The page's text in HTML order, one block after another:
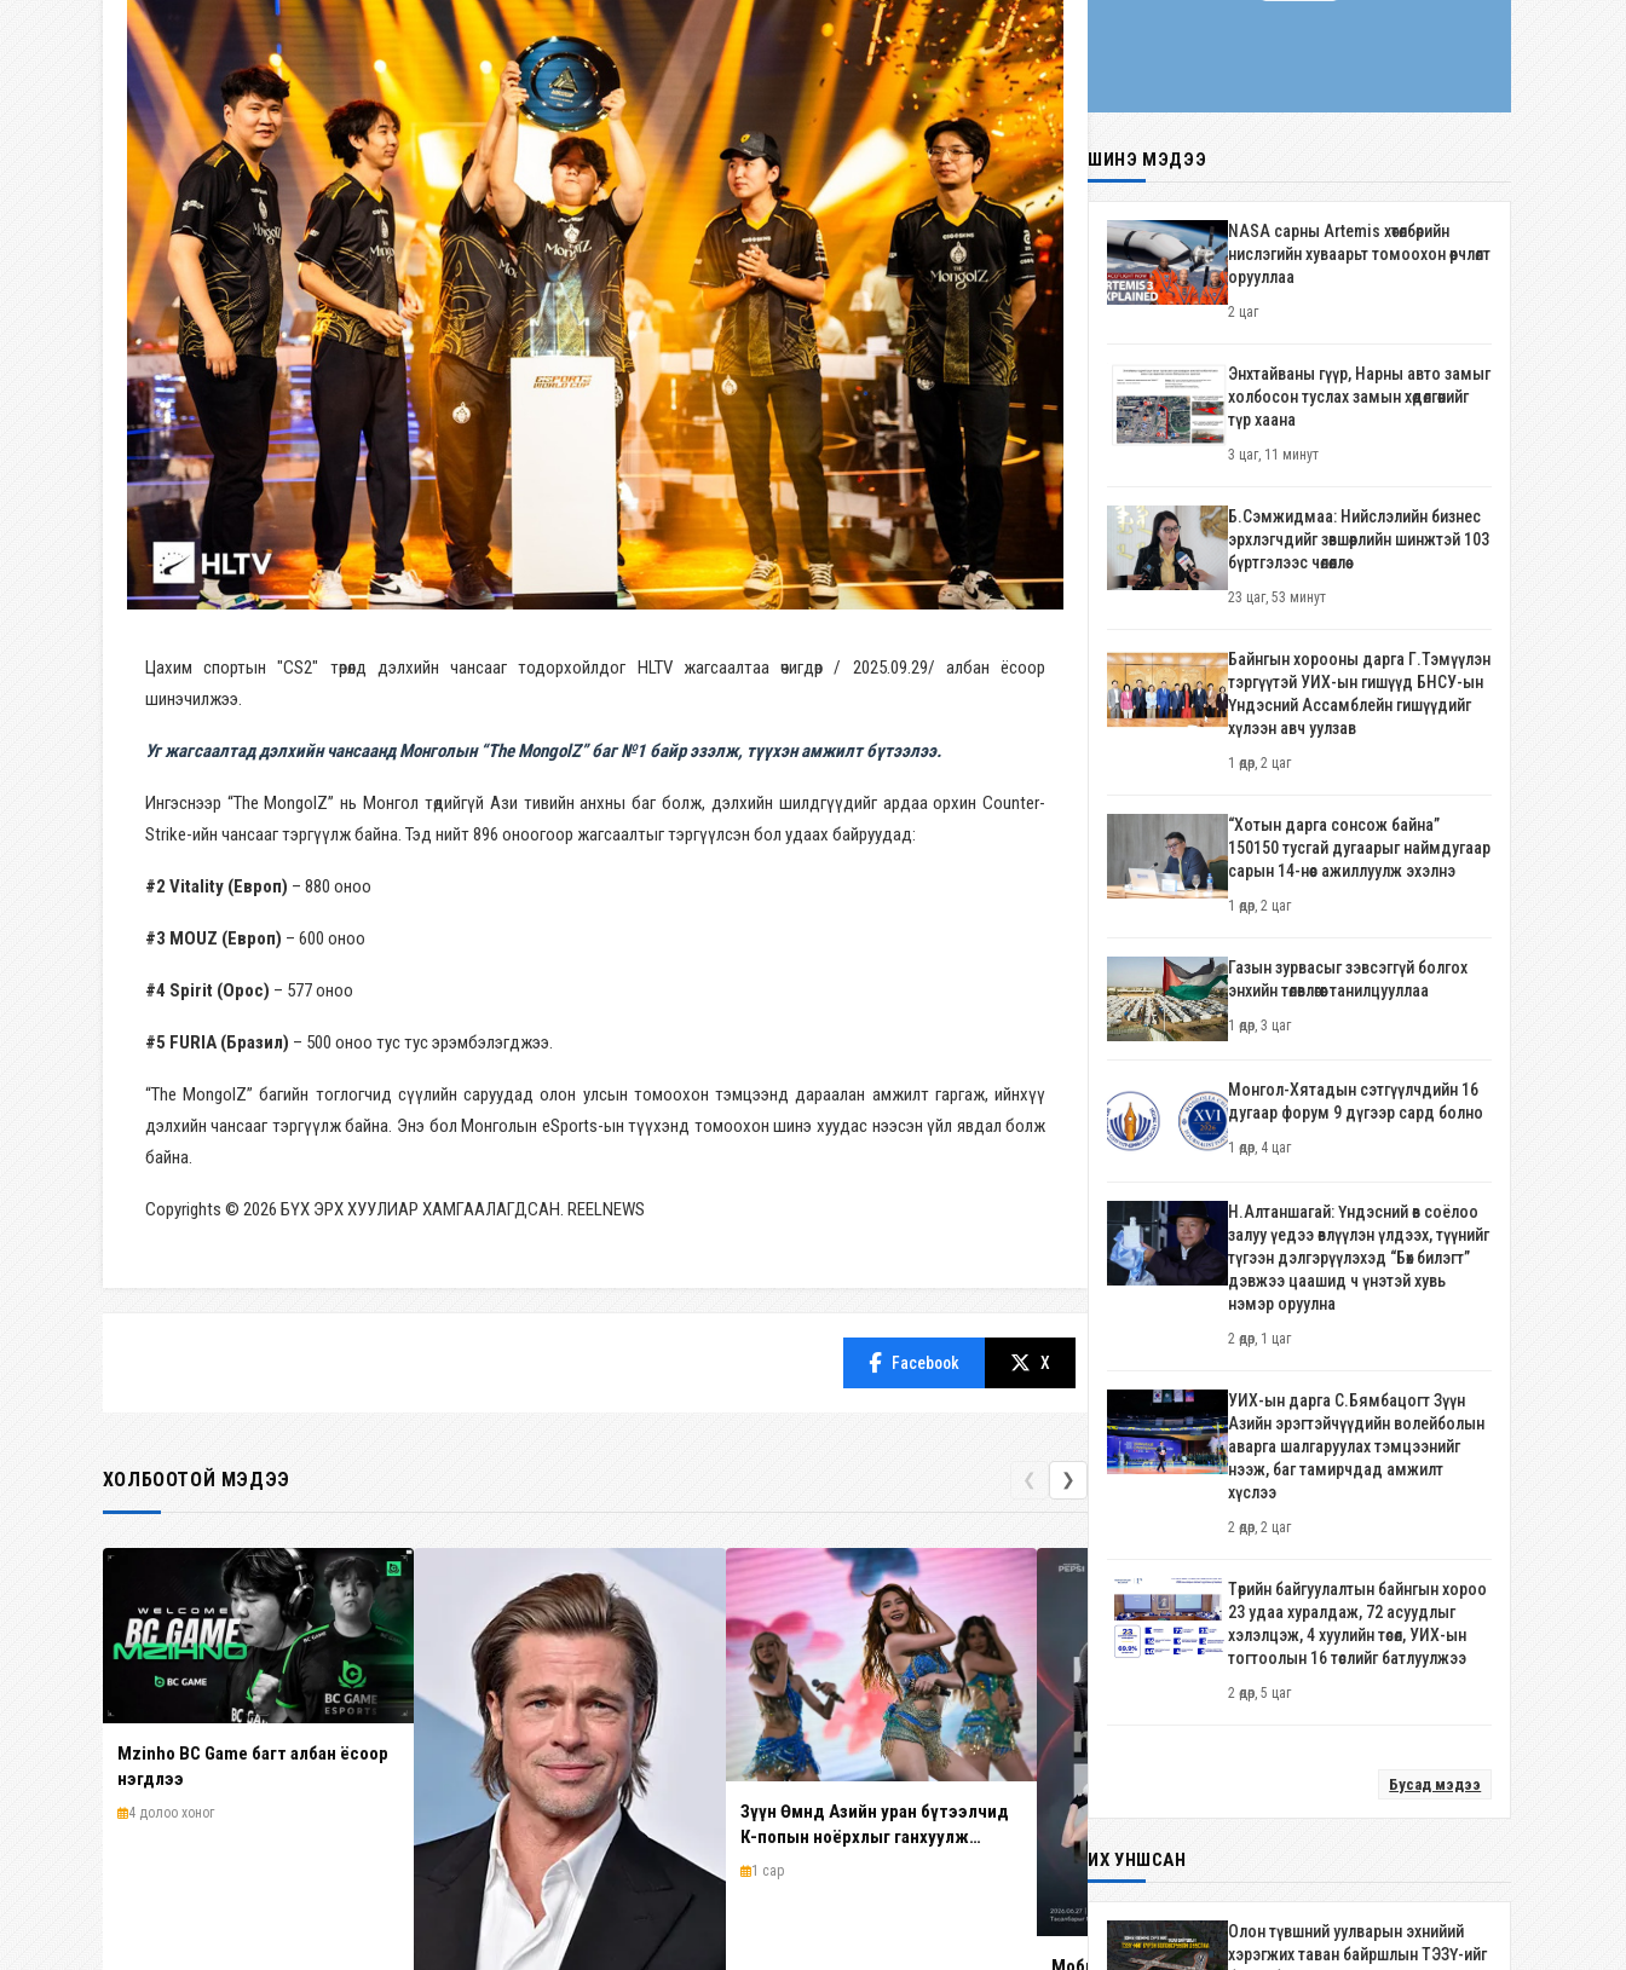
Цахим спортын "CS2" төрөлд дэлхийн чансааг тодорхойлдог HLTV жагсаалтаа өчигдөр / 2025.09.29/ албан ёсоор
шинэчилжээ.
Уг жагсаалтад дэлхийн чансаанд Монголын “The MongolZ” баг №1 байр эзэлж, түүхэн амжилт бүтээлээ.
Ингэснээр “The MongolZ” нь Монгол төдийгүй Ази тивийн анхны баг болж, дэлхийн шилдгүүдийг ардаа орхин Counter-
Strike-ийн чансааг тэргүүлж байна. Тэд нийт 896 оноогоор жагсаалтыг тэргүүлсэн бол удаах байруудад:
#2 Vitality (Европ) – 880 оноо
#3 MOUZ (Европ) – 600 оноо
#4 Spirit (Орос) – 577 оноо
#5 FURIA (Бразил) – 500 оноо тус тус эрэмбэлэгджээ.
“The MongolZ” багийн тоглогчид сүүлийн саруудад олон улсын томоохон тэмцээнд дараалан амжилт гаргаж, ийнхүү
дэлхийн чансааг тэргүүлж байна. Энэ бол Монголын eSports-ын түүхэнд томоохон шинэ хуудас нээсэн үйл явдал болж
байна.
Copyrights © 2026 БҮХ ЭРХ ХУУЛИАР ХАМГААЛАГДСАН. REELNEWS
Facebook X
ХОЛБООТОЙ МЭДЭЭ ❮ ❯
Mzinho BC Game багт албан ёсоор
нэгдлээ
4 долоо хоног
Зүүн Өмнөд Азийн уран бүтээлчид
К-попын ноёрхлыг ганхуулж
эхэллээ
1 сар
ШИНЭ МЭДЭЭ
NASA сарны Artemis хөтөлбөрийн
нислэгийн хуваарьт томоохон өөрчлөлт
орууллаа
2 цаг
Энхтайваны гүүр, Нарны авто замыг
холбосон туслах замын хөдөлгөөнийг
түр хаана
3 цаг, 11 минут
Б.Сэмжидмаа: Нийслэлийн бизнес
эрхлэгчдийг зөвшөөрлийн шинжтэй 103
бүртгэлээс чөлөөллөө
23 цаг, 53 минут
Байнгын хорооны дарга Г.Тэмүүлэн
тэргүүтэй УИХ-ын гишүүд БНСУ-ын
Үндэсний Ассамблейн гишүүдийг
хүлээн авч уулзав
1 өдөр, 2 цаг
“Хотын дарга сонсож байна”
150150 тусгай дугаарыг наймдугаар
сарын 14-нөөс ажиллуулж эхэлнэ
1 өдөр, 2 цаг
Газын зурвасыг зэвсэггүй болгох
энхийн төлөвлөгөөг танилцууллаа
1 өдөр, 3 цаг
Монгол-Хятадын сэтгүүлчдийн 16
дугаар форум 9 дүгээр сард болно
1 өдөр, 4 цаг
Н.Алтаншагай: Үндэсний өв соёлоо
залуу үедээ өвлүүлэн үлдээх, түүнийг
түгээн дэлгэрүүлэхэд “Бөх билэгт”
дэвжээ цаашид ч үнэтэй хувь
нэмэр оруулна
2 өдөр, 1 цаг
УИХ-ын дарга С.Бямбацогт Зүүн
Азийн эрэгтэйчүүдийн волейболын
аварга шалгаруулах тэмцээнийг
нээж, баг тамирчдад амжилт
хүслээ
2 өдөр, 2 цаг
Төрийн байгуулалтын байнгын хороо
23 удаа хуралдаж, 72 асуудлыг
хэлэлцэж, 4 хуулийн төсөл, УИХ-ын
тогтоолын 16 төслийг батлуулжээ
2 өдөр, 5 цаг
Бусад мэдээ
ИХ УНШСАН
Олон түвшний уулварын эхнийий
хэрэгжих таван байршлын ТЭЗҮ-ийг